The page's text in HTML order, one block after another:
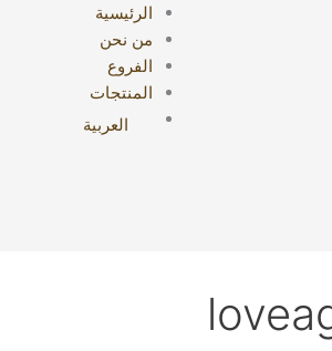
الرئيسية
من نحن
الفروع
المنتجات
العربية